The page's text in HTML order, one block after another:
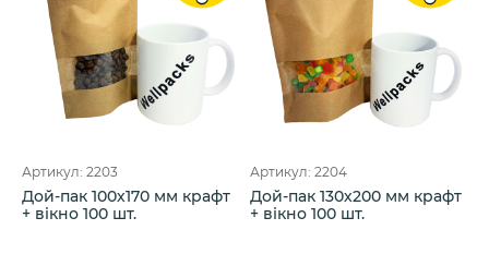
Артикул: 2203
Дой-пак 100х170 мм крафт
+ вікно 100 шт.
Артикул: 2204
Дой-пак 130х200 мм крафт
+ вікно 100 шт.